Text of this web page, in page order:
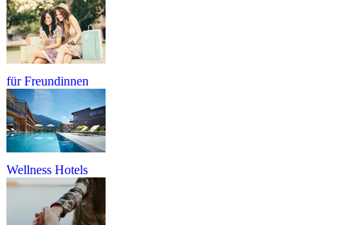
für Freundinnen
Wellness Hotels